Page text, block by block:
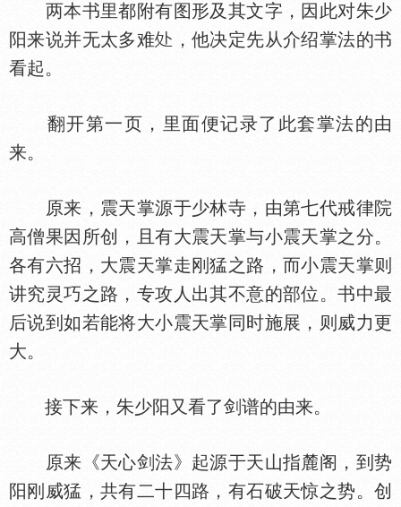
两本书里都附有图形及其文字，因此对朱少
阳来说并无太多难
，他决定先从介绍掌法的书
看起。
翻开第一页，里面便记录了此套掌法的由
来。
原来，震天掌源于少林寺，由第七代戒律院
高僧果因所创，且有大震天掌与小震天掌之分。
各有六招，大震天掌走刚猛之路，而小震天掌则
讲究灵巧之路，专攻人出其不意的部位。书中最
后说到如若能将大小震天掌同时施展，则威力更
大。
接下来，朱少阳又看了剑谱的由来。
原来《天心剑法》起源于天山指麓阁，到势
阳刚威猛，共有二十四路，有石破天惊之势。创